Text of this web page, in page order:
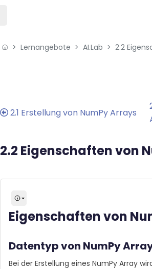
Lernangebote AI.Lab 2.2
2.1 Erstellung von NumPy Arrays
2.2 Eigenschaften von
Eigenschaften von
Datentyp von NumPy
Bei der Erstellung eines NumPy Array